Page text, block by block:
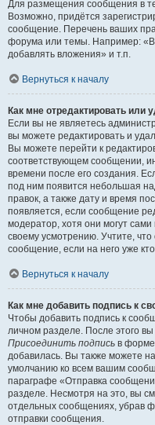
Для размещения сообщения в
Возможно, придётся
сообщение. Перечень ваших
форума или темы. Например:
добавлять вложения» и т.п.
Вернуться к началу
Как мне отредактировать или
Если вы не являетесь
вы можете редактировать и
Вы можете перейти к
соответствующем сообщении,
времени после его создания.
под ним появится небольшая
правок, а также дату и время
появляется, если сообщение
модератор, хотя они могут
своему усмотрению. Учтите,
сообщение, если на него уже
Вернуться к началу
Как мне добавить подпись к
Чтобы добавить подпись к
личном разделе. После этого
Присоединить подпись в форме
добавилась. Вы также можете
умолчанию ко всем вашим
параграфе «Отправка
разделе. Несмотря на это, вы
отдельных сообщениях, убрав
отправки сообщения.